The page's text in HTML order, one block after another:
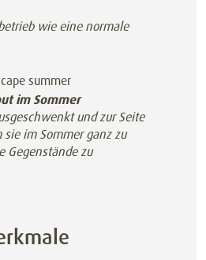
wie eine normale
im Sommer
und zur Seite
im Sommer ganz zu
Gegenstände zu